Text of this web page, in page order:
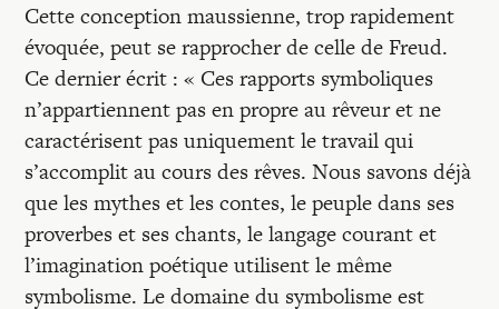
Cette conception maussienne, trop rapidement
évoquée, peut se rapprocher de celle de Freud.
Ce dernier écrit : « Ces rapports symboliques
n’appartiennent pas en propre au rêveur et ne
caractérisent pas uniquement le travail qui
s’accomplit au cours des rêves. Nous savons déjà
que les mythes et les contes, le peuple dans ses
proverbes et ses chants, le langage courant et
l’imagination poétique utilisent le même
symbolisme. Le domaine du symbolisme est